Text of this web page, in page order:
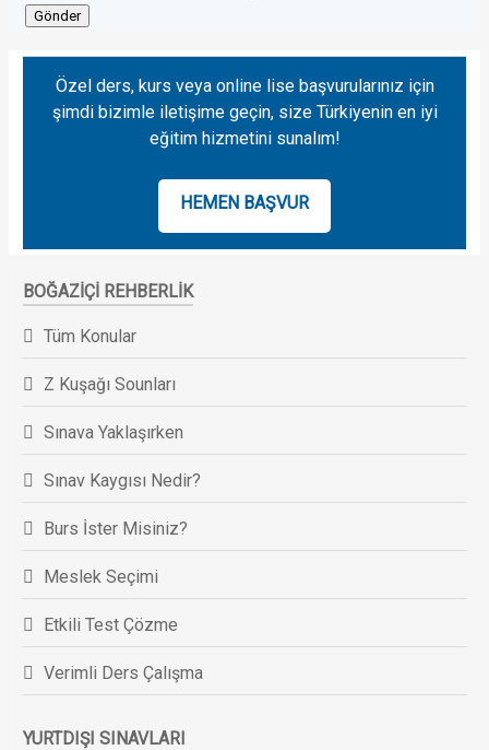
Gönder
Özel ders, kurs veya online lise başvurularınız için
şimdi bizimle iletişime geçin, size Türkiyenin en iyi
eğitim hizmetini sunalım!
HEMEN BAŞVUR
BOĞAZIÇI REHBERLIK
Tüm Konular
Z Kuşağı Sounları
Sınava Yaklaşırken
Sınav Kaygısı Nedir?
Burs İster Misiniz?
Meslek Seçimi
Etkili Test Çözme
Verimli Ders Çalışma
YURTDIŞI SINAVLARI